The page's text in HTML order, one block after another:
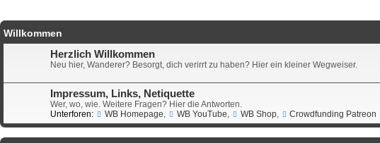
Willkommen
Herzlich Willkommen
Neu hier, Wanderer? Besorgt, dich verirrt zu haben? Hier ein kleiner Wegweiser.
Impressum, Links, Netiquette
Wer, wo, wie. Weitere Fragen? Hier die Antworten.
Unterforen:
WB Homepage WB YouTube WB Shop, Crowdfunding Patreon